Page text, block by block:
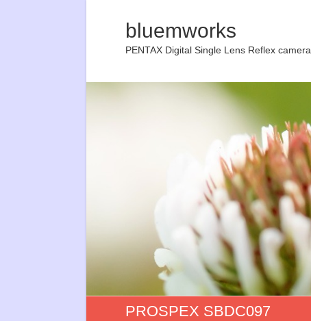
bluemworks
PENTAX Digital Single Lens Reflex camera
PROSPEX SBDC097